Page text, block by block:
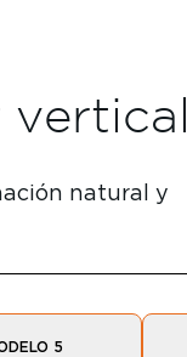
vertical
natural y
5